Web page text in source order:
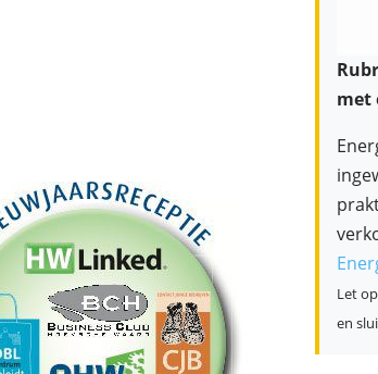
met
Let
en